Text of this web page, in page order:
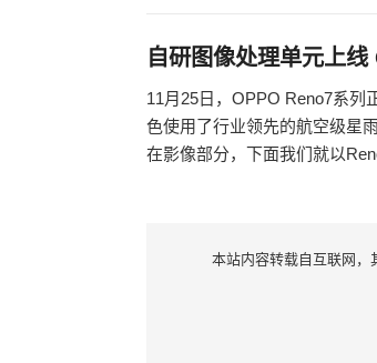
自研图像处理单元上
11月25日，OPPO Reno7系列
色使用了行业领先的航空级星
在影像部分，下面我们就以
本站内容转载自互联网，